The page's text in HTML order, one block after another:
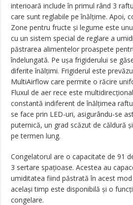
interioară include în primul rând 3
care sunt reglabile pe înălțime. Apoi,
Zone pentru fructe și legume este
cu un sistem special de reglare a
păstrarea alimentelor proaspete
îndelungată. Pe ușa frigiderului se
diferite înălțimi. Frigiderul este
MultiAirflow care permite o răcire
Fluxul de aer rece este
constantă indiferent de înălțimea
se face prin LED-uri, asigurându-se
puternică, un grad scăzut de căldură
pe termen lung.
Congelatorul are o capacitate de 91
3 sertare spațioase. Acestea au
umiditatea fiind păstrată în acest
același timp este disponibilă și o
congelare.